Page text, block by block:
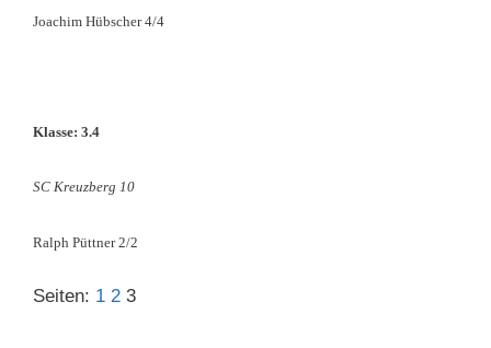
Joachim Hübscher 4/4
Klasse: 3.4
SC Kreuzberg 10
Ralph Püttner 2/2
Seiten: 1 2 3